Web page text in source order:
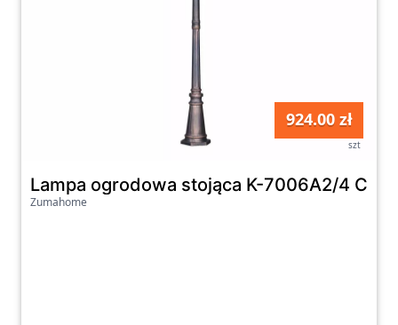
924.00 zł
szt
Lampa ogrodowa stojąca K-7006A2/4
Zumahome